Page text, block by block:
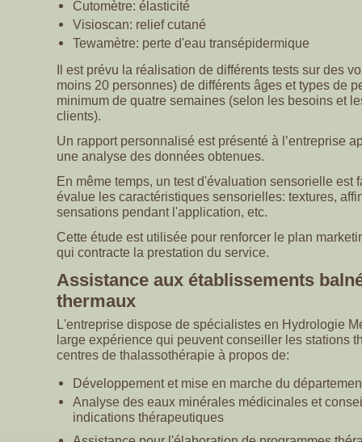
Cutomètre: élasticité
Visioscan: relief cutané
Tewamètre: perte d'eau transépidermique
Il est prévu la réalisation de différents tests sur des
moins 20 personnes) de différents âges et types de
minimum de quatre semaines (selon les besoins et
clients).
Un rapport personnalisé est présenté à l’entreprise
une analyse des données obtenues.
En même temps, un test d'évaluation sensorielle est
évalue les caractéristiques sensorielles: textures,
sensations pendant l'application, etc.
Cette étude est utilisée pour renforcer le plan
qui contracte la prestation du service.
Assistance aux établissements
thermaux
L'entreprise dispose de spécialistes en Hydrologie
large expérience qui peuvent conseiller les stations
centres de thalassothérapie à propos de:
Développement et mise en marche du
Analyse des eaux minérales médicinales et
indications thérapeutiques